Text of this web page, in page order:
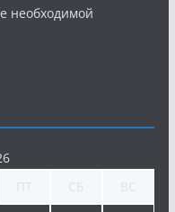
необходимой